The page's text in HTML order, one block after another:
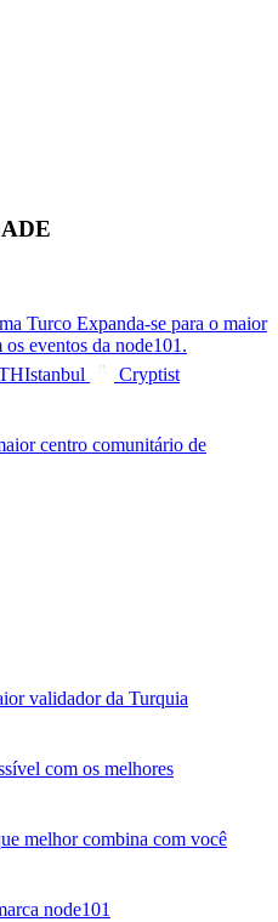
Turco Expanda-se para o maior
eventos da node101.
Cryptist
centro comunitário de
validador da Turquia
com os melhores
melhor combina com você
node101